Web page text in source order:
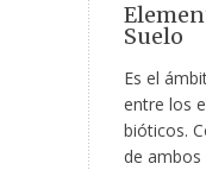
Suelo
Es el
entre los
bióticos.
de